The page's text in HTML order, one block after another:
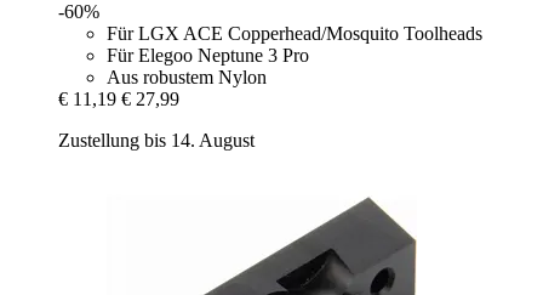
-60%
Für LGX ACE Copperhead/Mosquito Toolheads
Für Elegoo Neptune 3 Pro
Aus robustem Nylon
€ 11,19 € 27,99
Zustellung bis 14. August